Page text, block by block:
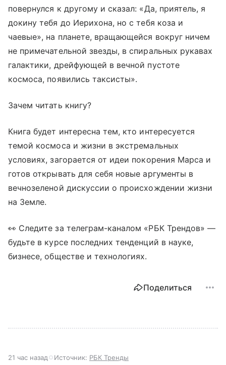
повернулся к другому и сказал: «Да, приятель, я
докину тебя до Иерихона, но с тебя коза и
чаевые», на планете, вращающейся вокруг ничем
не примечательной звезды, в спиральных рукавах
галактики, дрейфующей в вечной пустоте
космоса, появились таксисты».
Зачем читать книгу?
Книга будет интересна тем, кто интересуется
темой космоса и жизни в экстремальных
условиях, загорается от идеи покорения Марса и
готов открывать для себя новые аргументы в
вечнозеленой дискуссии о происхождении жизни
на Земле.
👀 Следите за телеграм-каналом «РБК Трендов» —
будьте в курсе последних тенденций в науке,
бизнесе, обществе и технологиях.
Поделиться
21 час назад Источник: РБК Тренды